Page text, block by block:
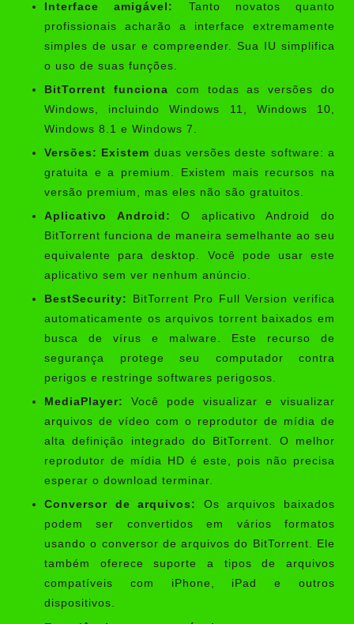
Interface amigável:
Tanto novatos quanto
profissionais acharão a interface extremamente
simples de usar e compreender. Sua IU simplifica
o uso de suas funções.
BitTorrent funciona com todas as versões do
Windows, incluindo Windows 11, Windows 10,
Windows 8.1 e Windows 7.
Versões: Existem duas versões deste software: a
gratuita e a premium. Existem mais recursos na
versão premium, mas eles não são gratuitos.
Aplicativo Android:
O aplicativo Android do
BitTorrent funciona de maneira semelhante ao seu
equivalente para desktop. Você pode usar este
aplicativo sem ver nenhum anúncio.
BestSecurity:
BitTorrent Pro Full Version verifica
automaticamente os arquivos torrent baixados em
busca de vírus e malware. Este recurso de
segurança protege seu computador contra
perigos e restringe softwares perigosos.
MediaPlayer:
Você pode visualizar e visualizar
arquivos de vídeo com o reprodutor de mídia de
alta definição integrado do BitTorrent. O melhor
reprodutor de mídia HD é este, pois não precisa
esperar o download terminar.
Conversor de arquivos:
Os arquivos baixados
podem ser convertidos em vários formatos
usando o conversor de arquivos do BitTorrent. Ele
também oferece suporte a tipos de arquivos
compatíveis com iPhone, iPad e outros
dispositivos.